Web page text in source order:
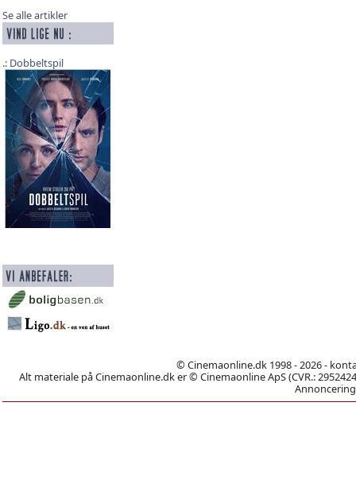
Se alle artikler
Dobbeltspil
© Cinemaonline.dk 1998 - 2026 -
Alt materiale på Cinemaonline.dk er © Cinemaonline ApS (CVR.: